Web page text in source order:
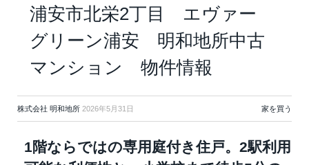
浦安市北栄2丁目 エヴァー
グリーン浦安 明和地所中古
マンション 物件情報
株式会社 明和地所 2026年5月31日 家を買う
1階ならではの専用庭付き住戸。2駅利用